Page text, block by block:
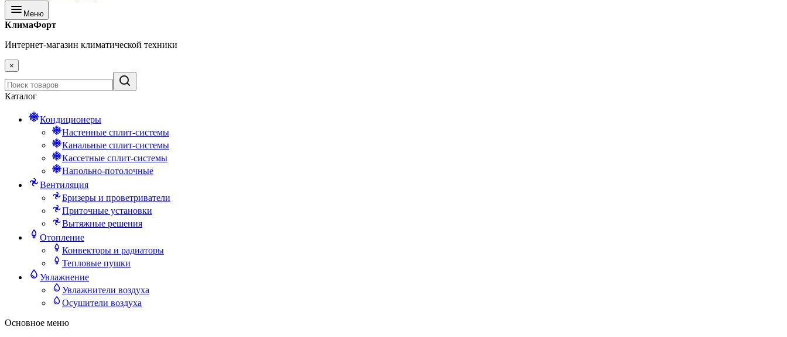
Меню
КлимаФорт
Интернет-магазин климатической техники
×
Каталог
Кондиционеры
Настенные сплит-системы
Канальные сплит-системы
Кассетные сплит-системы
Напольно-потолочные
Вентиляция
Бризеры и проветриватели
Приточные установки
Вытяжные решения
Отопление
Конвекторы и радиаторы
Тепловые пушки
Увлажнение
Увлажнители воздуха
Осушители воздуха
Основное меню